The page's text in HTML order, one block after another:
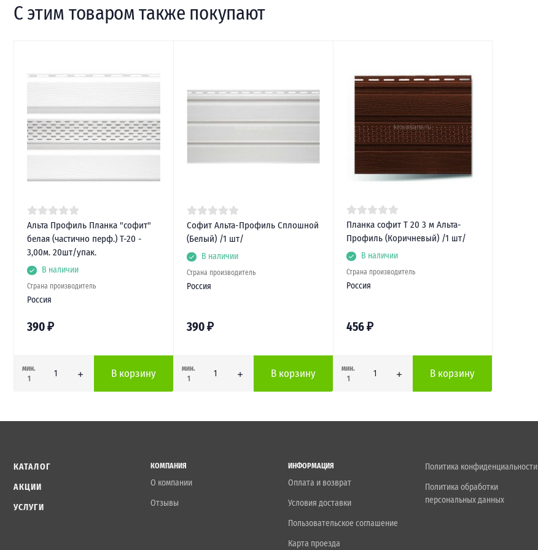
С этим товаром также покупают
Альта Профиль Планка "софит"
белая (частично перф.) Т-20 -
3,00м. 20шт/упак.
В наличии
Страна производитель
Россия
390₽
мин.
1
В корзину
Софит Альта-Профиль Сплошной
(Белый) /1 шт/
В наличии
Страна производитель
Россия
390₽
мин.
1
В корзину
Планка софит Т 20 3 м Альта-
Профиль (Коричневый) /1 шт/
В наличии
Страна производитель
Россия
456₽
мин.
1
В корзину
КАТАЛОГ
АКЦИИ
УСЛУГИ
КОМПАНИЯ
О компании
Отзывы
ИНФОРМАЦИЯ
Оплата и возврат
Условия доставки
Пользовательское соглашение
Карта проезда
Политика конфиденциальности
Политика обработки
персональных данных